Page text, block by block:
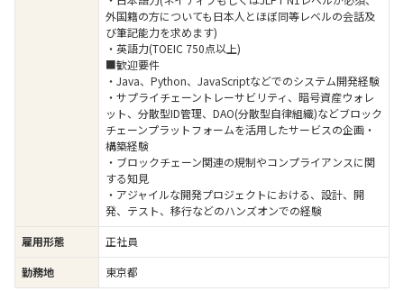
外国籍の方についても日本人とほぼ同等レベルの会話及
び筆記能力を求めます)
・英語力(TOEIC 750点以上)
■歓迎要件
・Java、Python、JavaScriptなどでのシステム開発経験
・サプライチェーントレーサビリティ、暗号資産ウォレ
ット、分散型ID管理、DAO(分散型自律組織)などブロック
チェーンプラットフォームを活用したサービスの企画・
構築経験
・ブロックチェーン関連の規制やコンプライアンスに関
する知見
・アジャイルな開発プロジェクトにおける、設計、開
発、テスト、移行などのハンズオンでの経験
雇用形態
正社員
勤務地
東京都